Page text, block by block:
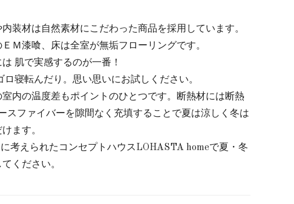
装材は自然素材にこだわった商品を採用しています。
Ｍ漆喰、床は全室が無垢フローリングです。
肌で実感するのが一番！
寝転んだり。思い思いにお試しください。
内の温度差もポイントのひとつです。断熱材には断熱
スファイバーを隙間なく充填することで夏は涼しく冬は
ます。
考えられたコンセプトハウスLOHASTA homeで夏・冬
ください。